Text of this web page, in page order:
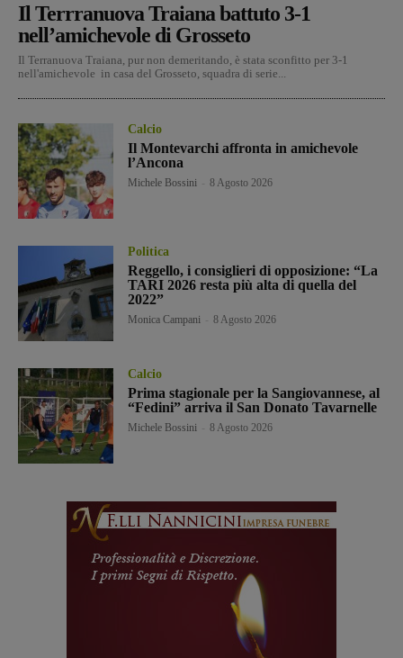
Il Terrranuova Traiana battuto 3-1
nell’amichevole di Grosseto
Il Terranuova Traiana, pur non demeritando, è stata sconfitto per 3-1
nell'amichevole in casa del Grosseto, squadra di serie...
Calcio
Il Montevarchi affronta in amichevole
l’Ancona
Michele Bossini 8 Agosto 2026
Politica
Reggello, i consiglieri di opposizione: “La
TARI 2026 resta più alta di quella del
2022”
Monica Campani 8 Agosto 2026
Calcio
Prima stagionale per la Sangiovannese, al
“Fedini” arriva il San Donato Tavarnelle
Michele Bossini 8 Agosto 2026